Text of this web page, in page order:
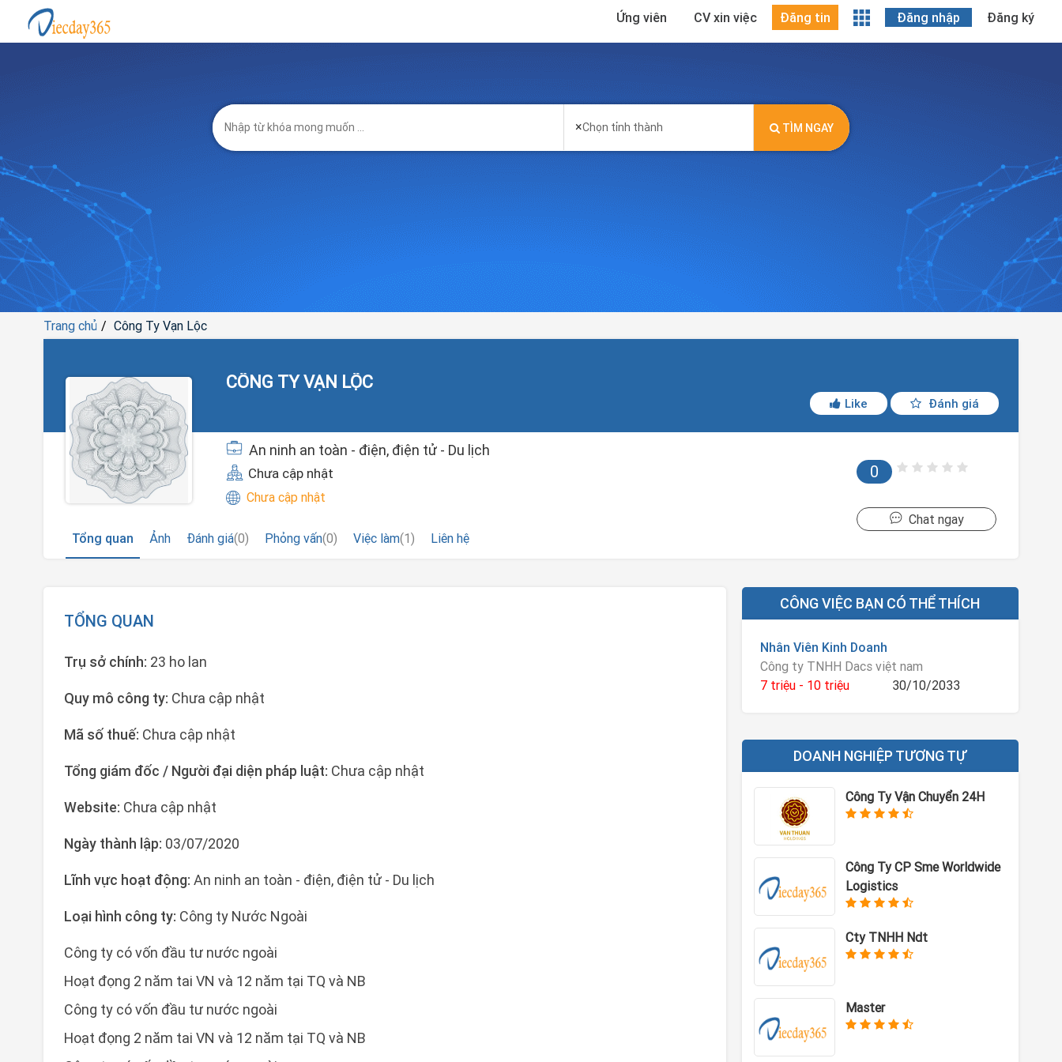
Ứng viên CV xin việc Đăng tin Đăng nhập Đăng ký
×Chọn tỉnh thành TÌM NGAY
Trang chủ Công Ty Vạn Lộc
CÔNG TY VẠN LỘC
Like Đánh giá
0
An ninh an toàn - điện, điện tử - Du lịch
Chưa cập nhật
Chưa cập nhật
Chat ngay
Tổng quan
Ảnh Đánh giá(0) Phỏng vấn(0) Việc làm(1) Liên hệ
TỔNG QUAN
Trụ sở chính: 23 ho lan
Quy mô công ty: Chưa cập nhật
Mã số thuế: Chưa cập nhật
Tổng giám đốc / Người đại diện pháp luật: Chưa cập nhật
Website: Chưa cập nhật
Ngày thành lập: 03/07/2020
Lĩnh vực hoạt động: An ninh an toàn - điện, điện tử - Du lịch
Loại hình công ty: Công ty Nước Ngoài
Công ty có vốn đầu tư nước ngoài
Hoạt đọng 2 năm tai VN và 12 năm tại TQ và NB
Công ty có vốn đầu tư nước ngoài
Hoạt đọng 2 năm tai VN và 12 năm tại TQ và NB
CÔNG VIỆC BẠN CÓ THỂ THÍCH
Nhân Viên Kinh Doanh
Công ty TNHH Dacs việt nam
7 triệu - 10 triệu
30/10/2033
DOANH NGHIỆP TƯƠNG TỰ
Công Ty Vận Chuyển 24H
Công Ty CP Sme Worldwide
Logistics
Cty TNHH Ndt
Master